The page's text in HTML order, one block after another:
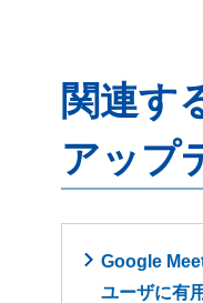
関連す
アップ
Google
ユーザに有